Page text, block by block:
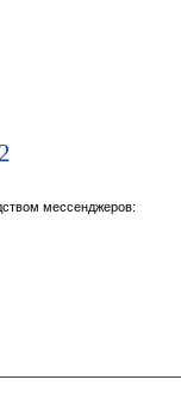
мессенджеров: